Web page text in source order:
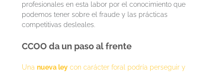
profesionales en esta labor por el conocimiento que
podemos tener sobre el fraude y las prácticas
competitivas desleales.
CCOO da un paso al frente
Una nueva leycon carácter foral podría perseguir y